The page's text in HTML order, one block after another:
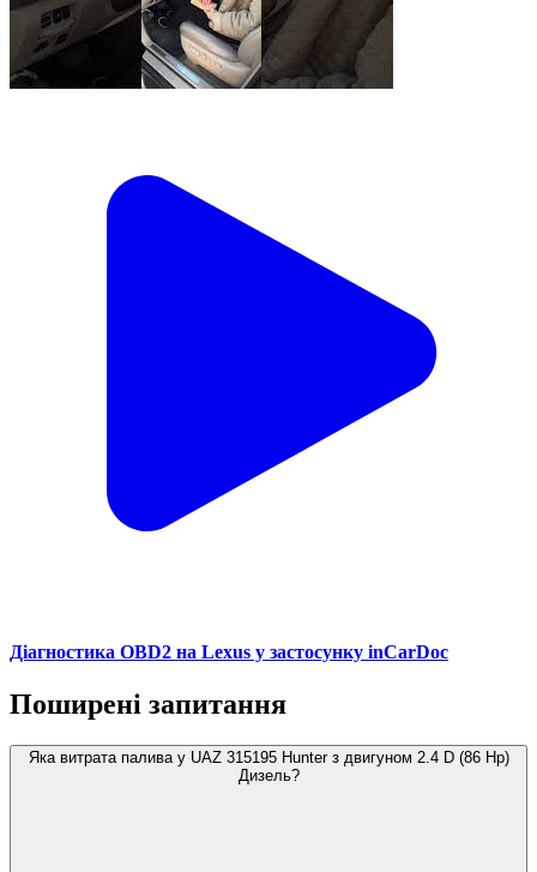
Діагностика OBD2 на Lexus у застосунку inCarDoc
Поширені запитання
Яка витрата палива у UAZ 315195 Hunter з двигуном 2.4 D (86 Hp)
Дизель?